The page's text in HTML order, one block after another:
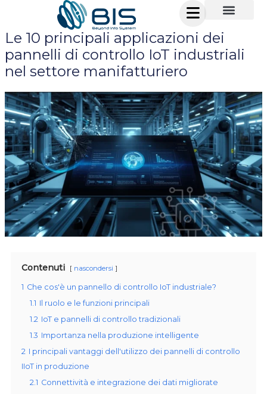
contenuto
Le 10 principali applicazioni dei
pannelli di controllo IoT industriali
nel settore manifatturiero
Contenuti nascondersi
1 Che cos'è un pannello di controllo IoT industriale?
1.1 Il ruolo e le funzioni principali
1.2 IoT e pannelli di controllo tradizionali
1.3 Importanza nella produzione intelligente
2 I principali vantaggi dell'utilizzo dei pannelli di controllo
IIoT in produzione
2.1 Connettività e integrazione dei dati migliorate